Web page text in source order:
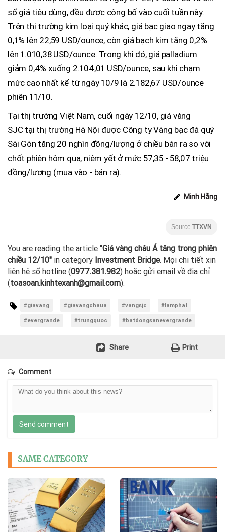
số giá tiêu dùng, đều được công bố vào cuối tuần này.
Trên thị trường kim loại quý khác, giá bạc giao ngay tăng
0,1% lên 22,59 USD/ounce, còn giá bạch kim tăng 0,2%
lên 1.010,38 USD/ounce. Trong khi đó, giá palladium
giảm 0,4% xuống 2.104,01 USD/ounce, sau khi chạm
mức cao nhất kể từ ngày 10/9 là 2.182,67 USD/ounce
phiên 11/10.
Tại thị trường Việt Nam, cuối ngày 12/10, giá vàng
SJC tại thị trường Hà Nội được Công ty Vàng bạc đá quý
Sài Gòn tăng 20 nghìn đồng/lượng ở chiều bán ra so với
chốt phiên hôm qua, niêm yết ở mức 57,35 - 58,07 triệu
đồng/lượng (mua vào - bán ra).
Minh Hằng
Source TTXVN
You are reading the article "Giá vàng châu Á tăng trong phiên
chiều 12/10" in category Investment Bridge. Mọi chi tiết xin
liên hệ số hotline (0977.381.982) hoặc gửi email về địa chỉ
(toasoan.kinhtexanh@gmail.com).
#giavang #giavangchaua #vangsjc #lamphat
#evergrande #trungquoc #batdongsanevergrande
Share Print
Comment
Send comment
SAME CATEGORY